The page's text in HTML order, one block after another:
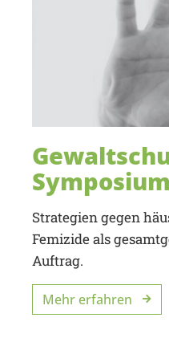
Symposium
Strategien gegen
Femizide als
Auftrag.
Mehr erfahren